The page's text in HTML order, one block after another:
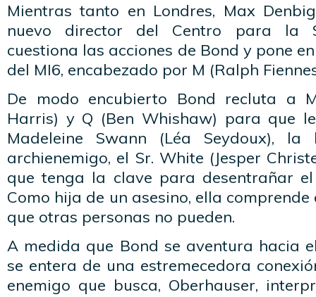
Mientras tanto en Londres, Max
nuevo director del Centro para la
cuestiona las acciones de Bond y pone
del MI6, encabezado por M (Ralph
De modo encubierto Bond recluta a
Harris) y Q (Ben Whishaw) para que
Madeleine Swann (Léa Seydoux),
archienemigo, el Sr. White (Jesper
que tenga la clave para desentrañar
Como hija de un asesino, ella
que otras personas no pueden.
A medida que Bond se aventura hacia
se entera de una estremecedora
enemigo que busca, Oberhauser,